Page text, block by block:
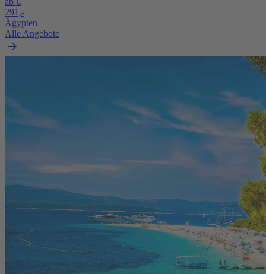
291,-
Ägypten
Alle Angebote